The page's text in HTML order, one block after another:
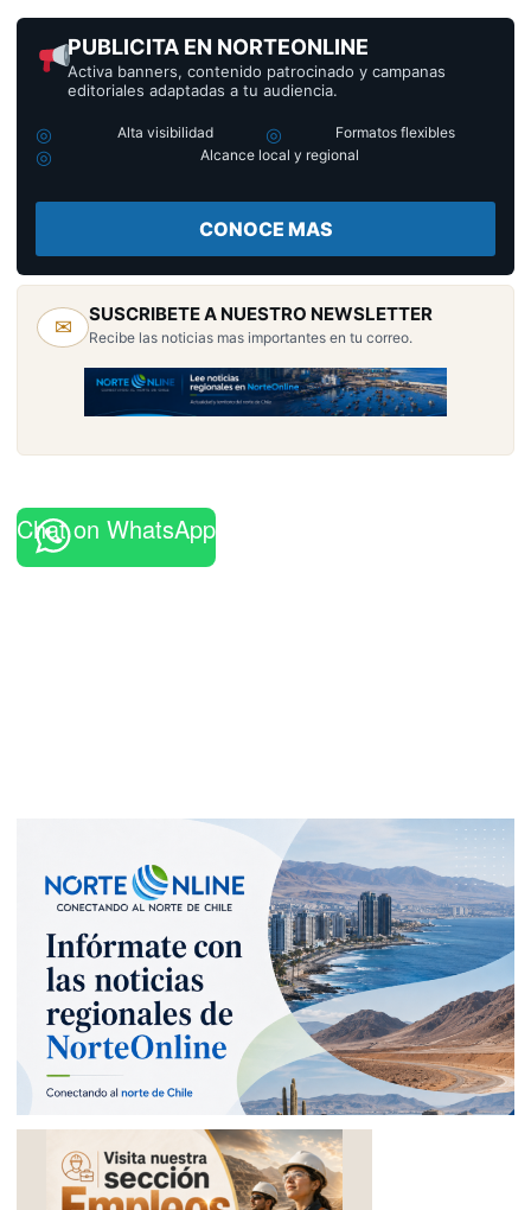
PUBLICITA EN NORTEONLINE
Activa banners, contenido patrocinado y campanas
editoriales adaptadas a tu audiencia.
Alta visibilidad
Formatos flexibles
Alcance local y regional
CONOCE MAS
✉
SUSCRIBETE A NUESTRO NEWSLETTER
Recibe las noticias mas importantes en tu correo.
Chat on WhatsApp